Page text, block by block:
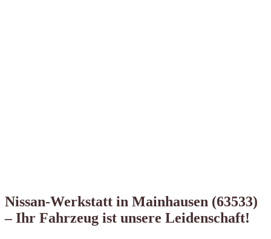
Nissan-Werkstatt in Mainhausen (63533)
– Ihr Fahrzeug ist unsere Leidenschaft!